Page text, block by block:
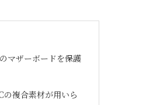
マザーボードを保護
複合素材が用いら